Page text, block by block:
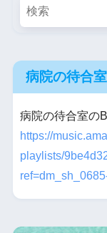
病院の待合
病院の待合室の
https://
playlists/